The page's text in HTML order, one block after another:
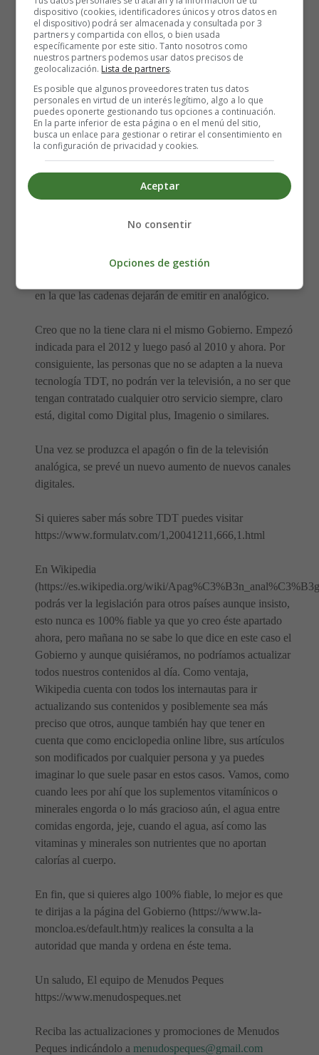
de la ventana para que la señal llegue más nítida y si lo
ves posible, adquieras también un amplificador para
TDT, siempre claro está, teniendo en cuenta que puedas
devolver los productos si no te convence.
Un saludo, El equipo de Menudos Peques
https://www.menudospeques.net
Pregunta
Como puedo confirmar seguro la fecha limite para
adaptar la antena a la TDT. Comentas que se ha reducido
en la que las cadenas dejarán de emitir en analógico.
Creo que no la tiene clara ni el mismo Gobierno. Empezó
indicada para el 2012 y luego pasó al 2010 y ahora. Por
consiguiente, las personas que no se adapten a la nueva
tecnología TDT, no podrán ver la televisión, a no ser que
tengan contratado cualquier otro servicio siempre, claro
está, digital como Digital plus, Imagenio o similares.
Una vez se produzca el apagón o fin de la televisión
analógica, se prevé un nuevo aumento de nuevos canales
digitales.
Si quieres saber más sobre TDT puedes visitar
https://www.formulatv.com/1,20041211,666,1.html
En Wikipedia
(https://es.wikipedia.org/wiki/
podrás ver la legislación para otros países aunque insisto,
esto nunca es 100% fiable ya que yo creo éste apartado
ahora, pero mañana no se sabe lo que dice en este caso el
Gobierno y aunque quisiéramos, no podríamos actualizar
todos nuestros contenidos al día. Como ventaja,
Wikipedia cuenta con todos los internautas para ir
actualizando sus contenidos y posiblemente sea más
preciso que otros, aunque también hay que tener en
cuenta que como enciclopedia online libre, sus artículos
son modificados por cualquier persona y ya puedes
imaginar lo que suele pasar en estos casos. Vamos, como
cuando lees por ahí que los suplementos vitamínicos o
minerales engorda o lo más gracioso aún, el agua entre
comidas engorda, jeje, cuando el agua, así como las
vitaminas y minerales son nutrientes que no aportan
calorías al cuerpo.
En fin, que si quieres algo 100% fiable, lo mejor es que
te dirijas a la página del Gobierno (https://www.la-
moncloa.es/default.htm)y realices la consulta a la
autoridad que manda y ordena en éste tema.
Un saludo, El equipo de Menudos Peques
https://www.menudospeques.net
Reciba las actualizaciones y promociones de Menudos
Peques indicándolo a menudospeques@gmail.com
dispositivo (cookies, identificadores únicos y otros datos en
el dispositivo) podrá ser almacenada y consultada por 3
partners y compartida con ellos, o bien usada
específicamente por este sitio. Tanto nosotros como
nuestros partners podemos usar datos precisos de
geolocalización. Lista de partners.
Es posible que algunos proveedores traten tus datos
personales en virtud de un interés legítimo, algo a lo que
puedes oponerte gestionando tus opciones a continuación.
En la parte inferior de esta página o en el menú del sitio,
busca un enlace para gestionar o retirar el consentimiento en
la configuración de privacidad y cookies.
Aceptar
No consentir
Opciones de gestión